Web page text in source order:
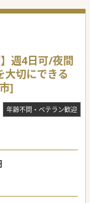
週4日可/夜間
切にできる
]
年齢不問・ベテラン歓迎
頻度によって上